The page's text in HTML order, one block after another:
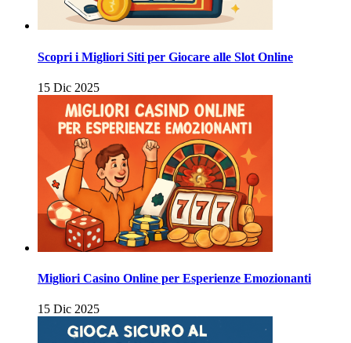
Scopri i Migliori Siti per Giocare alle Slot Online
15 Dic 2025
Migliori Casino Online per Esperienze Emozionanti
15 Dic 2025